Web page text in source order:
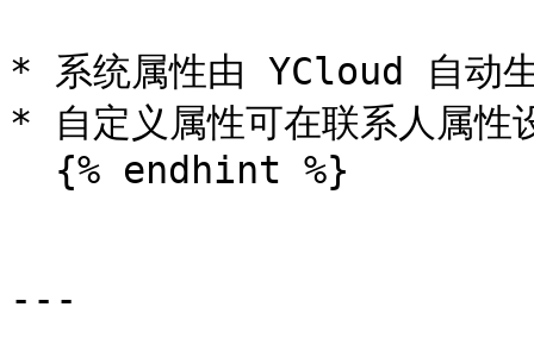
* 系统属性由 YCloud 自动
* 自定义属性可在联系人属性
---